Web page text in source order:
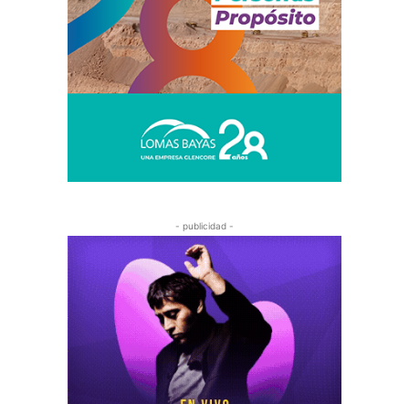
- publicidad -